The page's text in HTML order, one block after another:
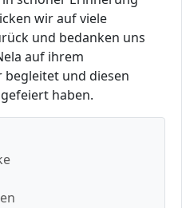
wir auf viele
und bedanken uns
auf ihrem
begleitet und diesen
haben.